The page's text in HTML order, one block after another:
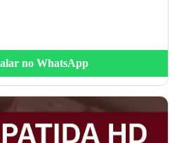
no WhatsApp